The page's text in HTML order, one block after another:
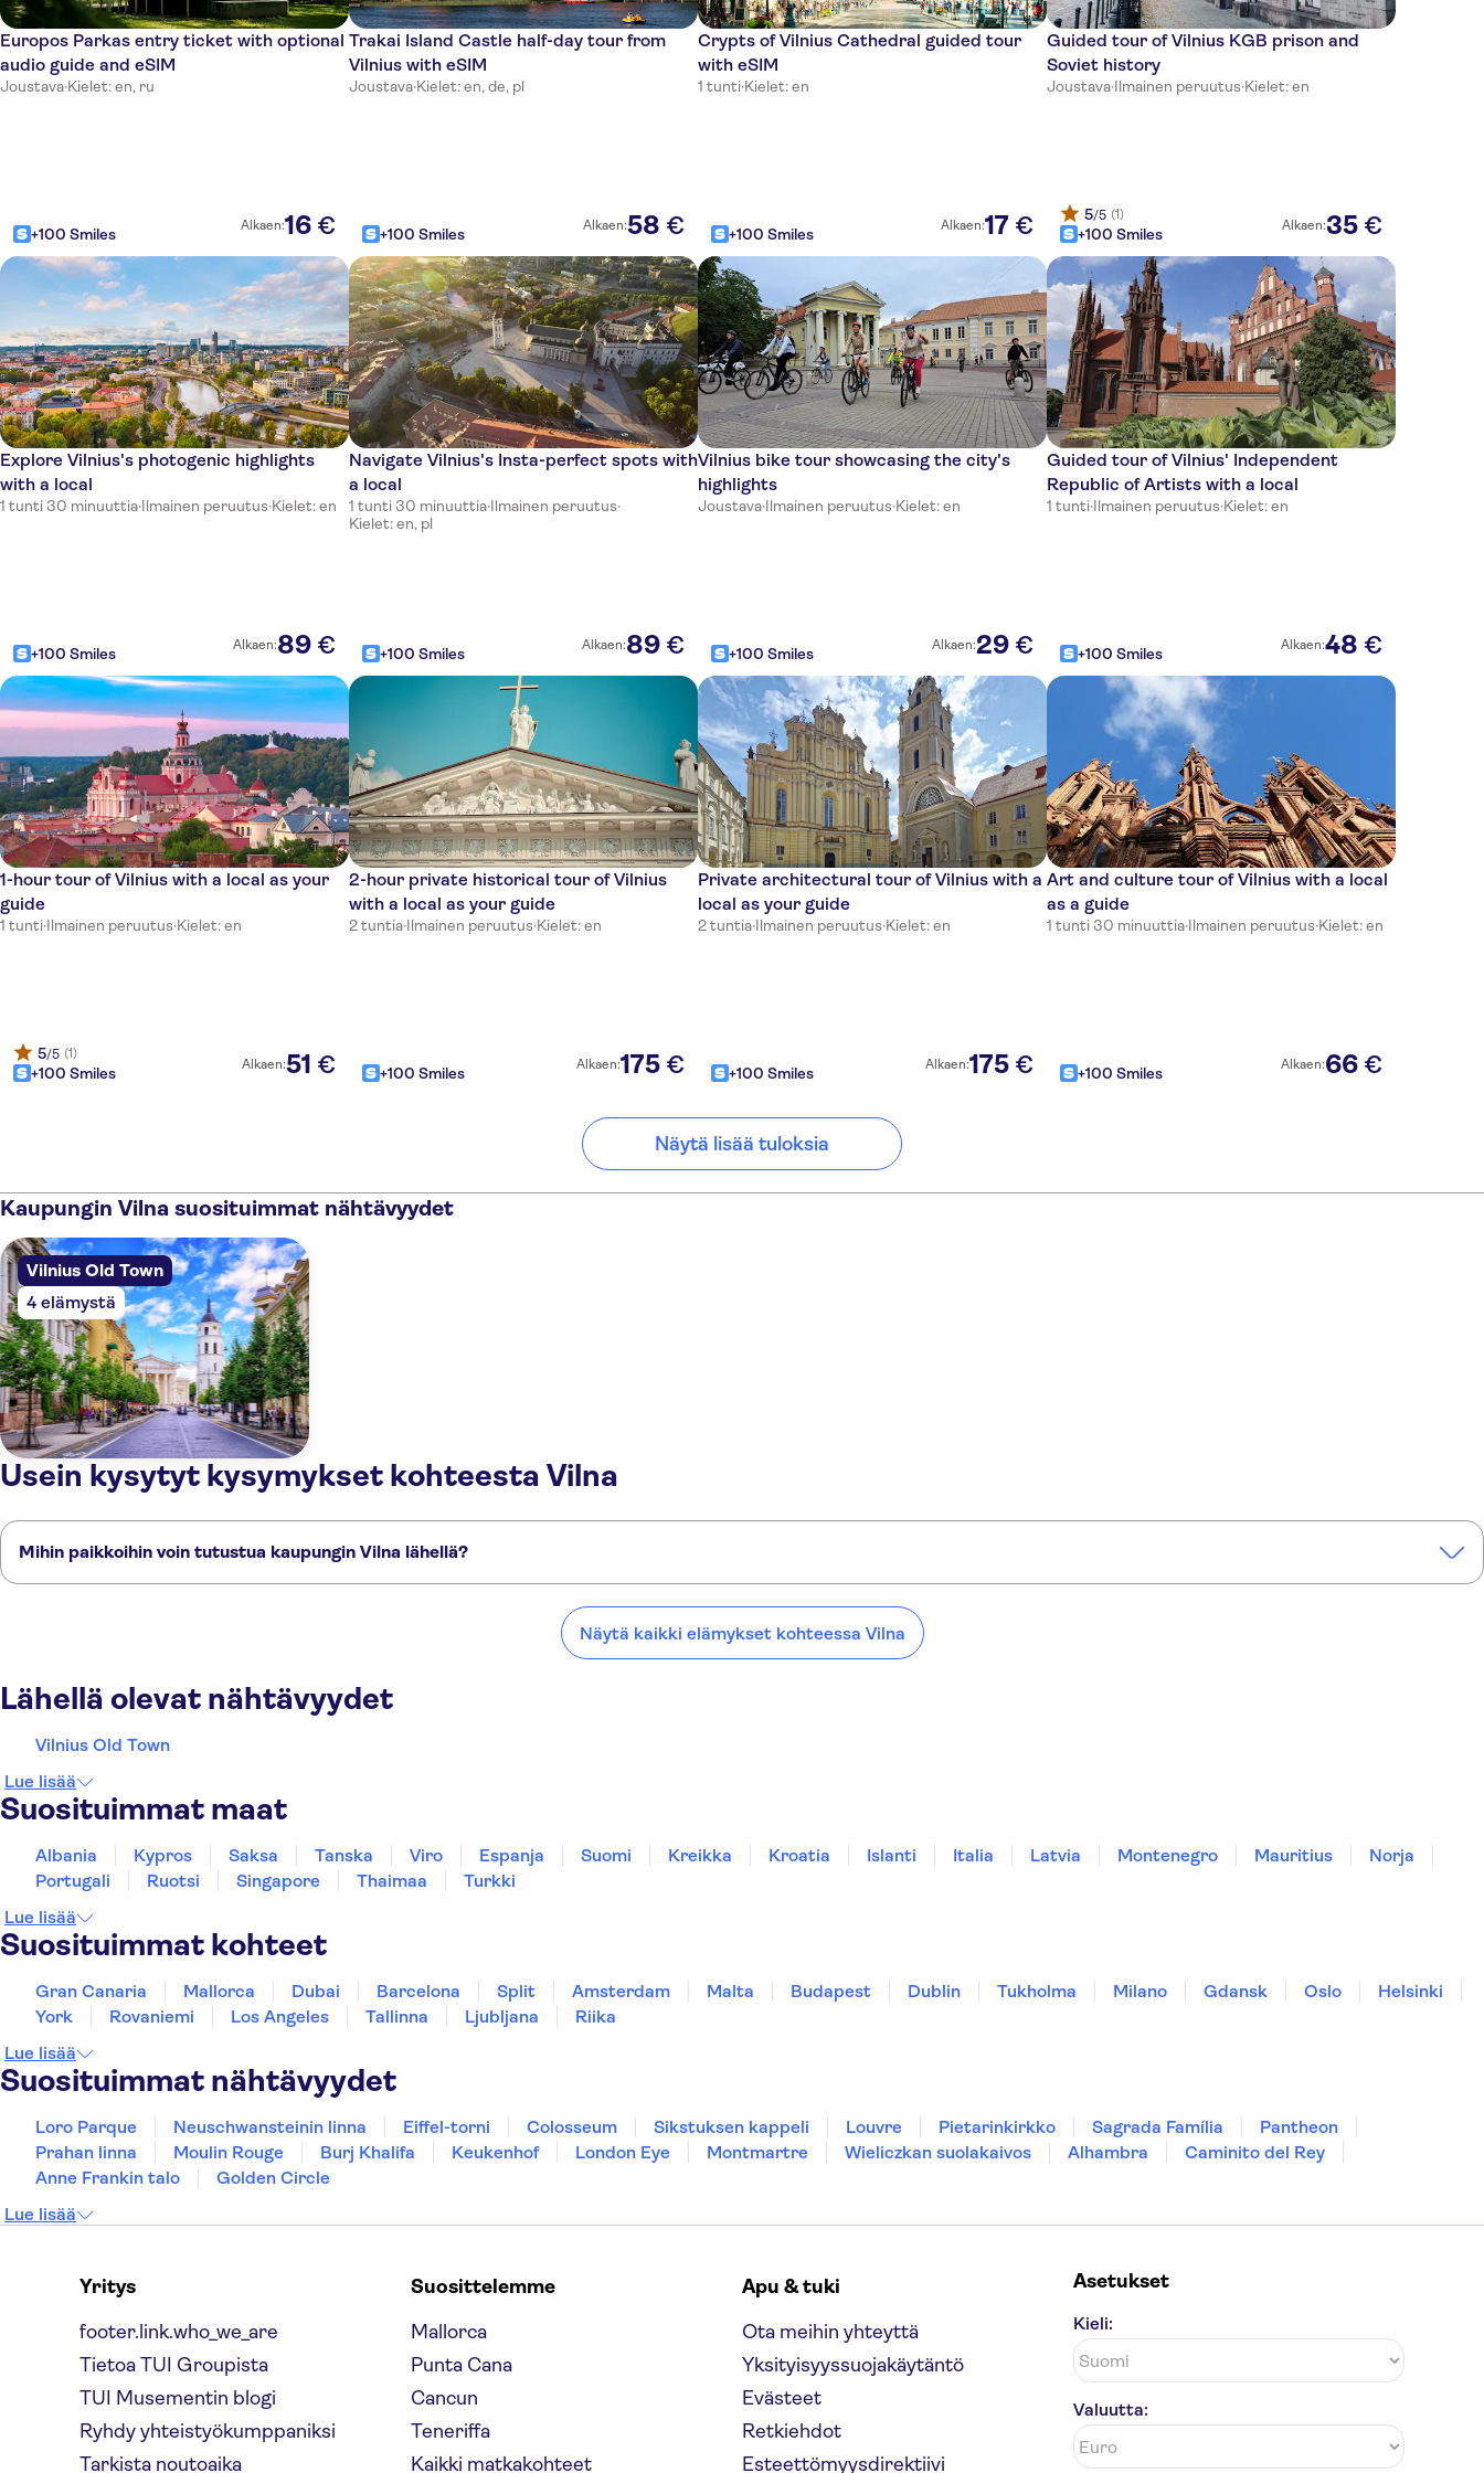
Europos Parkas entry ticket with optional
audio guide and eSIM
Joustava·Kielet: en, ru
+100 Smiles Alkaen:16 €
Trakai Island Castle half-day tour from
Vilnius with eSIM
Joustava·Kielet: en, de, pl
+100 Smiles Alkaen:58 €
Crypts of Vilnius Cathedral guided tour
with eSIM
1 tunti·Kielet: en
+100 Smiles Alkaen:17 €
Guided tour of Vilnius KGB prison and
Soviet history
Joustava·Ilmainen peruutus·Kielet: en
5/5 (1)
+100 Smiles Alkaen:35 €
Explore Vilnius's photogenic highlights
with a local
1 tunti 30 minuuttia·Ilmainen peruutus·Kielet: en
+100 Smiles Alkaen:89 €
Navigate Vilnius's Insta-perfect spots with
a local
1 tunti 30 minuuttia·Ilmainen peruutus·
Kielet: en, pl
+100 Smiles Alkaen:89 €
Vilnius bike tour showcasing the city's
highlights
Joustava·Ilmainen peruutus·Kielet: en
+100 Smiles Alkaen:29 €
Guided tour of Vilnius' Independent
Republic of Artists with a local
1 tunti·Ilmainen peruutus·Kielet: en
+100 Smiles Alkaen:48 €
1-hour tour of Vilnius with a local as your
guide
1 tunti·Ilmainen peruutus·Kielet: en
5/5 (1)
+100 Smiles Alkaen:51 €
2-hour private historical tour of Vilnius
with a local as your guide
2 tuntia·Ilmainen peruutus·Kielet: en
+100 Smiles Alkaen:175 €
Private architectural tour of Vilnius with a
local as your guide
2 tuntia·Ilmainen peruutus·Kielet: en
+100 Smiles Alkaen:175 €
Art and culture tour of Vilnius with a local
as a guide
1 tunti 30 minuuttia·Ilmainen peruutus·Kielet: en
+100 Smiles Alkaen:66 €
Näytä lisää tuloksia
Kaupungin Vilna suosituimmat nähtävyydet
Vilnius Old Town
4 elämystä
Usein kysytyt kysymykset kohteesta Vilna
Mihin paikkoihin voin tutustua kaupungin Vilna lähellä?
Näytä kaikki elämykset kohteessa Vilna
Lähellä olevat nähtävyydet
Vilnius Old Town
Lue lisää
Suosituimmat maat
Albania Kypros Saksa Tanska Viro Espanja Suomi Kreikka Kroatia Islanti Italia Latvia Montenegro Mauritius
Norja
Portugali
Ruotsi Singapore Thaimaa
Turkki
Lue lisää
Suosituimmat kohteet
Gran Canaria Mallorca Dubai Barcelona Split Amsterdam Malta Budapest Dublin Tukholma Milano Gdansk Oslo
Helsinki
York
Rovaniemi Los Angeles Tallinna Ljubljana
Riika
Lue lisää
Suosituimmat nähtävyydet
Loro Parque Neuschwansteinin linna Eiffel-torni Colosseum Sikstuksen kappeli Louvre Pietarinkirkko Sagrada Família
Pantheon
Prahan linna
Moulin Rouge Burj Khalifa Keukenhof London Eye Montmartre Wieliczkan suolakaivos Alhambra
Caminito del Rey
Anne Frankin talo
Golden Circle
Lue lisää
Yritys
footer.link.who_we_are
Tietoa TUI Groupista
TUI Musementin blogi
Ryhdy yhteistyökumppaniksi
Tarkista noutoaika
Suosittelemme
Mallorca
Punta Cana
Cancun
Teneriffa
Kaikki matkakohteet
Apu & tuki
Ota meihin yhteyttä
Yksityisyyssuojakäytäntö
Evästeet
Retkiehdot
Esteettömyysdirektiivi
Asetukset
Kieli:
Valuutta: